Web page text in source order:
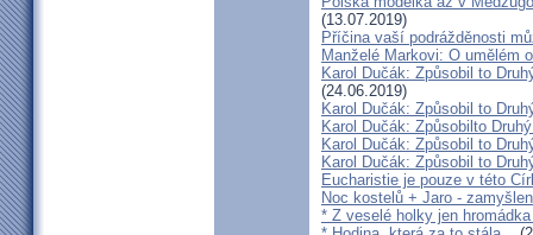
(13.07.2019)
Příčina vaší podrážděnosti
Manželé Markovi: O umělém
Karol Dučák: Způsobil to
(24.06.2019)
Karol Dučák: Způsobil to
Karol Dučák: Způsobilto
Karol Dučák: Způsobil to
Karol Dučák: Způsobil to
Eucharistie je pouze v této
Noc kostelů + Jaro -
* Z veselé holky jen